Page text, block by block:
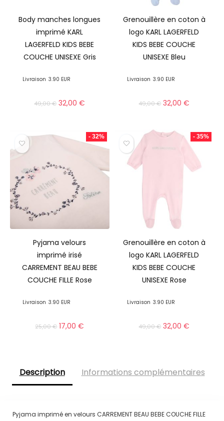
Body manches longues
imprimé KARL
LAGERFELD KIDS BEBE
COUCHE UNISEXE Gris
Livraison 3.90 EUR
49,00€ 32,00€
Grenouillère en coton à
logo KARL LAGERFELD
KIDS BEBE COUCHE
UNISEXE Bleu
Livraison 3.90 EUR
49,00€ 32,00€
- 32%
Pyjama velours
imprimé irisé
CARREMENT BEAU BEBE
COUCHE FILLE Rose
Livraison 3.90 EUR
25,00€ 17,00€
- 35%
Grenouillère en coton à
logo KARL LAGERFELD
KIDS BEBE COUCHE
UNISEXE Rose
Livraison 3.90 EUR
49,00€ 32,00€
Description Informations complémentaires
Pyjama imprimé en velours CARREMENT BEAU BEBE COUCHE FILLE